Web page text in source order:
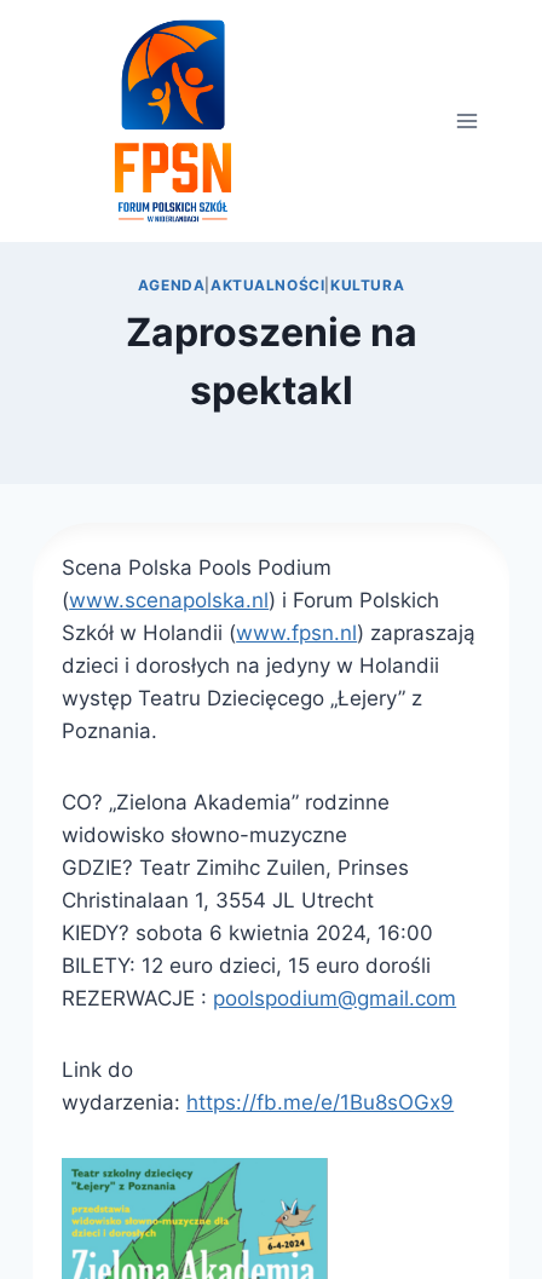
AGENDA AKTUALNOŚCI |KULTURA
Zaproszenie na
spektakl
Scena Polska Pools Podium
(www.scenapolska.nl) i Forum Polskich
Szkół w Holandii (www.fpsn.nl) zapraszają
dzieci i dorosłych na jedyny w Holandii
występ Teatru Dziecięcego „Łejery” z
Poznania.
CO? „Zielona Akademia” rodzinne
widowisko słowno-muzyczne
GDZIE? Teatr Zimihc Zuilen, Prinses
Christinalaan 1, 3554 JL Utrecht
KIEDY? sobota 6 kwietnia 2024, 16:00
BILETY: 12 euro dzieci, 15 euro dorośli
REZERWACJE : poolspodium@gmail.com
Link do
wydarzenia: https://fb.me/e/1Bu8sOGx9